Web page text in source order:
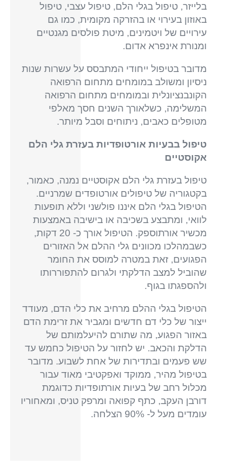
בלייזר, טיפול בגלי הלם, טיפול עצבי, טיפול
באוזון בעירוי או בהזרקה מקומית, כמו גם
עירויים של ויטמינים, מיטת פולסים מגנטיים
ומנורת אינפרא אדום.
מדובר בטיפול ייחודי המתבסס על עשרות שנות
ניסיון ומשולב במומחים מתחום הרפואה
הקונבנציונלית ובמומחים מתחום הרפואה
המשלימה, כשלאורך השנים חסך מאלפי
מטופלים כאבים, ניתוחים וסבל מיותר.
טיפול בבעיות אורטופדיות בעזרת גלי הלם
אקוסטיים
טיפול בעזרת גלי הלם אקוסטיים נמנה, כאמור,
בקטגוריה של טיפולים אורטופדים שמרניים.
הטיפול בגלי הלם איננו פולשני וללא תופעות
לוואי, ומתבצע בשכיבה או בישיבה באמצעות
מכשיר אורתוספק. הטיפול אורך כ- 20 דקות,
כשבמהלכו מכוונים גלי ההלם אל האזורים
הפגועים, זאת במטרה למוסס את החומר
שהוביל למצב הדלקתי ולגרום להתפוררותו
ולהספגתו בגוף.
הטיפול בגלי ההלם מרחיב את כלי הדם, מעודד
ייצור של כלי דם חדשים ומגביר את זרימת הדם
באזור הפגוע, מה שתורם להיעלמותם של
הדלקת והכאב. יש לחזור על הטיפול כחמש עד
שש פעמים ובתדירות של אחת לשבוע. מדובר
בטיפול מהיר, ממוקד ואפקטיבי מאוד עבור
מכלול רחב של בעיות אורתופדיות כדוגמת
דורבן העקב, כתף קפואה ומרפק טניס, ומאחוריו
עומדים מעל ל- 90% הצלחה.